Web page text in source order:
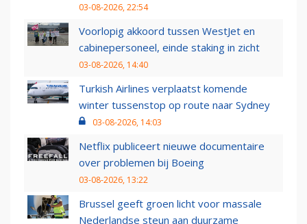
03-08-2026, 22:54
Voorlopig akkoord tussen WestJet en
cabinepersoneel, einde staking in zicht
03-08-2026, 14:40
Turkish Airlines verplaatst komende
winter tussenstop op route naar Sydney
03-08-2026, 14:03
Netflix publiceert nieuwe documentaire
over problemen bij Boeing
03-08-2026, 13:22
Brussel geeft groen licht voor massale
Nederlandse steun aan duurzame